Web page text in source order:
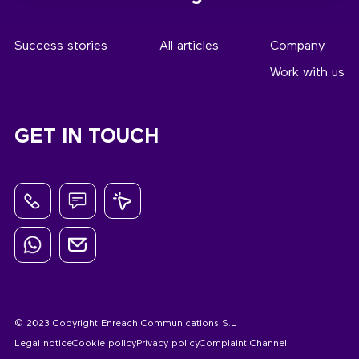
Success stories All articles Company
Work with us
GET IN TOUCH
© 2023 Copyright Enreach Communications S.L
Legal noticeCookie policyPrivacy policyComplaint Channel